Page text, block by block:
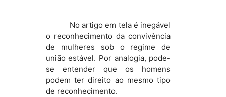
No artigo em tela é inegável
o reconhecimento da convivência
de mulheres sob o regime de
união estável. Por analogia, pode-
se entender que os homens
podem ter direito ao mesmo tipo
de reconhecimento.